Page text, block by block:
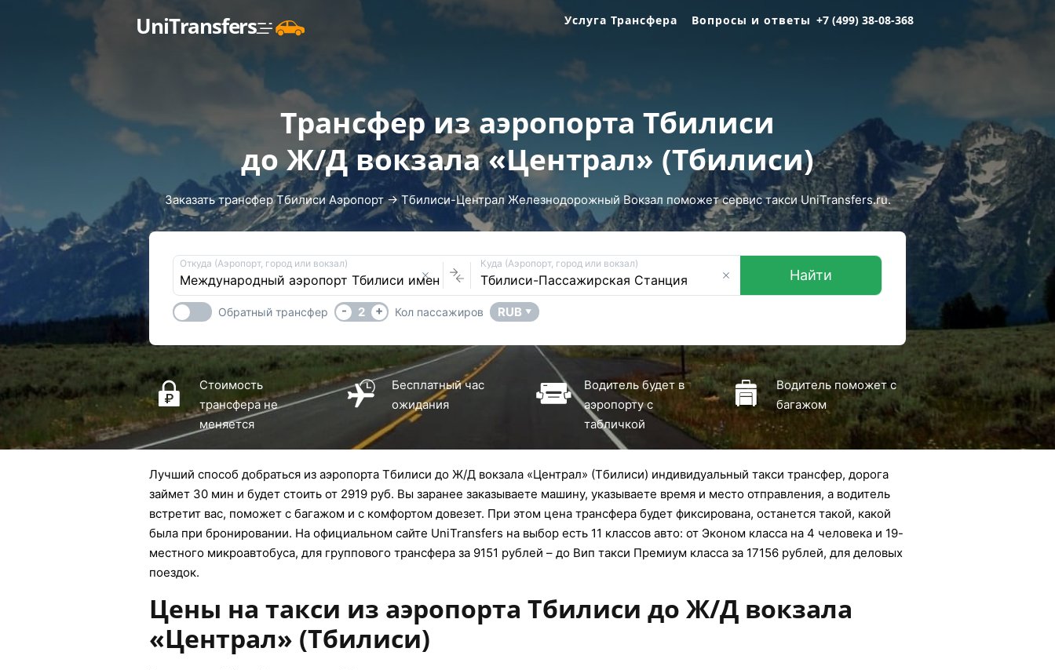
UniTransfers Услуга Трансфера Вопросы и ответы +7 (499) 38-08-368
Трансфер из аэропорта Тбилиси
до Ж/Д вокзала «Централ» (Тбилиси)
Заказать трансфер Тбилиси Аэропорт → Тбилиси-Централ Железнодорожный Вокзал поможет сервис такси UniTransfers.ru.
Откуда (Аэропорт, город или вокзал) Куда (Аэропорт, город или вокзал)
Найти
Обратный трансфер - 2 + Кол пассажиров RUB ▼
Стоимость
трансфера не
меняется
Бесплатный час
ожидания
Водитель будет в
аэропорту с
табличкой
Водитель поможет с
багажом
Лучший способ добраться из аэропорта Тбилиси до Ж/Д вокзала «Централ» (Тбилиси) индивидуальный такси трансфер, дорога
займет 30 мин и будет стоить от 2919 руб. Вы заранее заказываете машину, указываете время и место отправления, а водитель
встретит вас, поможет с багажом и с комфортом довезет. При этом цена трансфера будет фиксирована, останется такой, какой
была при бронировании. На официальном сайте UniTransfers на выбор есть 11 классов авто: от Эконом класса на 4 человека и 19-
местного микроавтобуса, для группового трансфера за 9151 рублей – до Вип такси Премиум класса за 17156 рублей, для деловых
поездок.
Цены на такси из аэропорта Тбилиси до Ж/Д вокзала
«Централ» (Тбилиси)